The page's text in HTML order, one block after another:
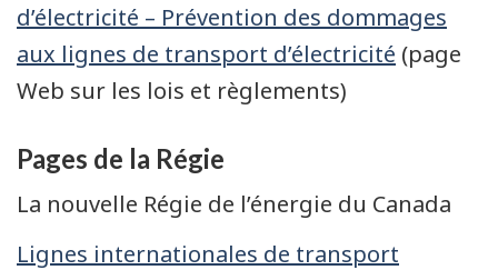
d’électricité – Prévention des dommages
aux lignes de transport d’électricité (page
Web sur les lois et règlements)
Pages de la Régie
La nouvelle Régie de l’énergie du Canada
Lignes internationales de transport